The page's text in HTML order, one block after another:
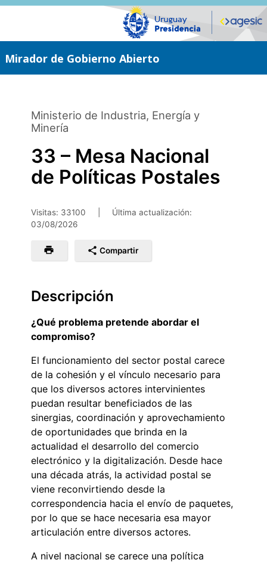
Saltar
Mirador de Gobierno Abierto
Ministerio de Industria, Energía y
Minería
33 – Mesa Nacional
de Políticas Postales
Visitas: 33100
Última actualización:
03/08/2026
Compartir
Descripción
¿Qué problema pretende abordar el
compromiso?
El funcionamiento del sector postal carece
de la cohesión y el vínculo necesario para
que los diversos actores intervinientes
puedan resultar beneficiados de las
sinergias, coordinación y aprovechamiento
de oportunidades que brinda en la
actualidad el desarrollo del comercio
electrónico y la digitalización. Desde hace
una década atrás, la actividad postal se
viene reconvirtiendo desde la
correspondencia hacia el envío de paquetes,
por lo que se hace necesaria esa mayor
articulación entre diversos actores.
A nivel nacional se carece una política